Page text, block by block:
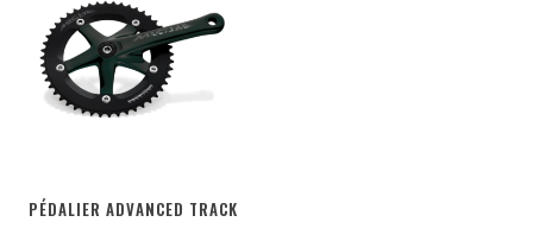
PÉDALIER ADVANCED TRACK